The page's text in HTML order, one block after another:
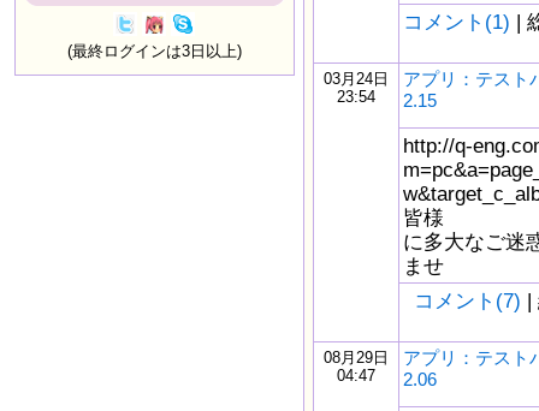
(最終ログインは3日以上)
コメント(1) |
03月24日
23:54
アプリ：テスト
2.15
http://q-
皆様
に多大なご迷
ませ
コメント(7) |
08月29日
04:47
アプリ：テスト
2.06